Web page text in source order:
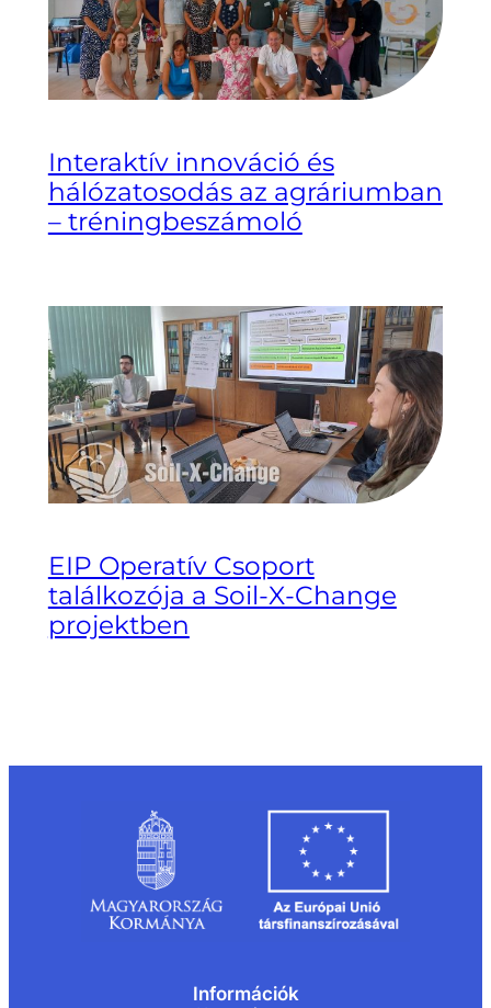
Interaktív innováció és
hálózatosodás az agráriumban
– tréningbeszámoló
EIP Operatív Csoport
találkozója a Soil-X-Change
projektben
Információk